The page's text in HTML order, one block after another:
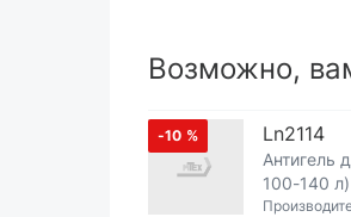
Возможно,
-10 % Ln2114
Антигель
100-140